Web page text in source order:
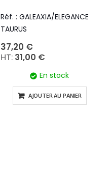
Réf. : GALEAXIA/ELEGANCE
TAURUS
37,20 €
31,00 €
En stock
AJOUTER AU PANIER